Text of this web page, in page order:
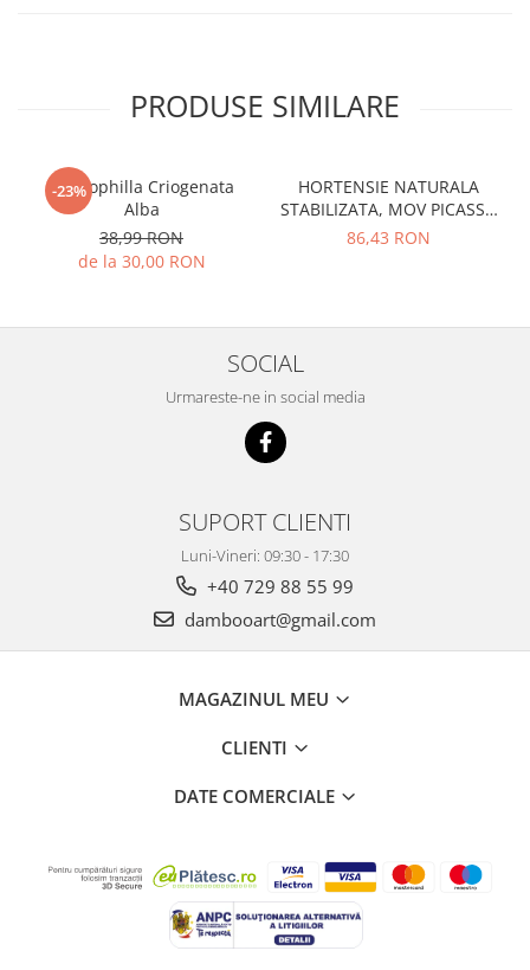
PRODUSE SIMILARE
-23%
Gypsophilla Criogenata
Alba
38,99 RON
de la 30,00 RON
HORTENSIE NATURALA
STABILIZATA, MOV PICASSO
CU FLORI MICI
86,43 RON
SOCIAL
Urmareste-ne in social media
SUPORT CLIENTI
Luni-Vineri: 09:30 - 17:30
+40 729 88 55 99
dambooart@gmail.com
MAGAZINUL MEU
CLIENTI
DATE COMERCIALE